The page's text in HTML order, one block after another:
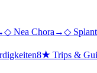
◇ Nea Chora →◇
8★ Trips &